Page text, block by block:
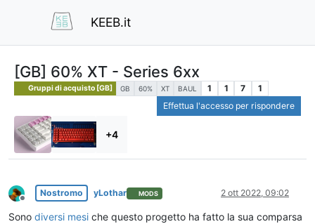
KEEB.it
[GB] 60% XT - Series 6xx
Gruppi di acquisto [GB] GB 60% XT BAUL 1 1 7
1
Effettua l'accesso per rispondere
+4
Non in linea
Nostromo yLothar MODS 2 ott 2022, 09:02
Sono diversi mesi che questo progetto ha fatto la sua comparsa